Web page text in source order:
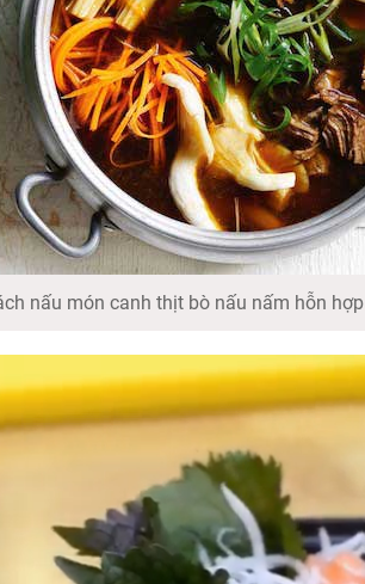
nấu món canh thịt bò nấu nấm hỗn hợp